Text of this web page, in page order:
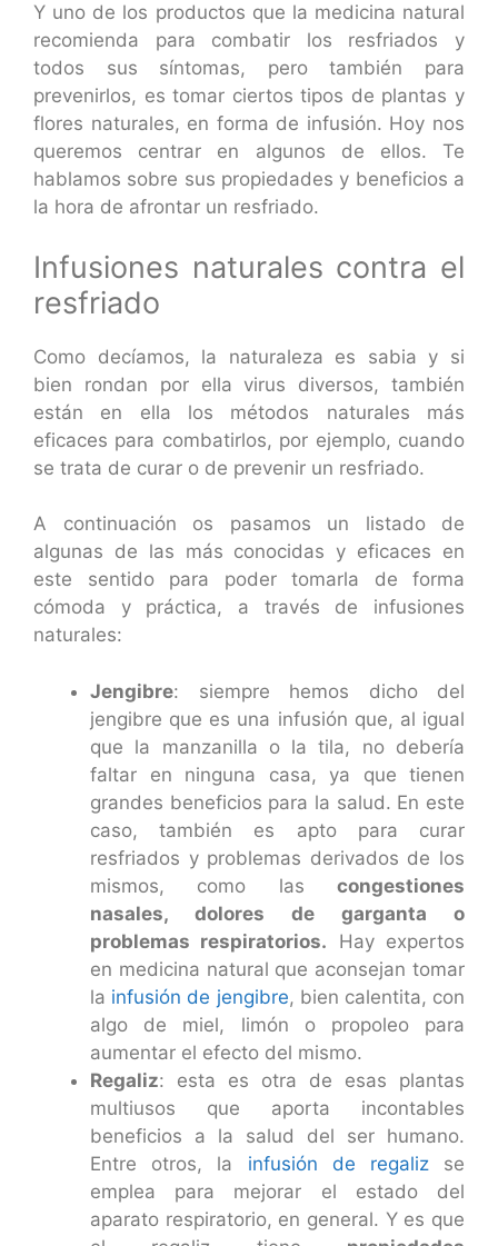
Y uno de los productos que la medicina natural
recomienda para combatir los resfriados y
todos sus síntomas, pero también para
prevenirlos, es tomar ciertos tipos de plantas y
flores naturales, en forma de infusión. Hoy nos
queremos centrar en algunos de ellos. Te
hablamos sobre sus propiedades y beneficios a
la hora de afrontar un resfriado.
Infusiones naturales contra el
resfriado
Como decíamos, la naturaleza es sabia y si
bien rondan por ella virus diversos, también
están en ella los métodos naturales más
eficaces para combatirlos, por ejemplo, cuando
se trata de curar o de prevenir un resfriado.
A continuación os pasamos un listado de
algunas de las más conocidas y eficaces en
este sentido para poder tomarla de forma
cómoda y práctica, a través de infusiones
naturales:
Jengibre: siempre hemos dicho del
jengibre que es una infusión que, al igual
que la manzanilla o la tila, no debería
faltar en ninguna casa, ya que tienen
grandes beneficios para la salud. En este
caso, también es apto para curar
resfriados y problemas derivados de los
mismos, como las congestiones
nasales, dolores de garganta o
problemas respiratorios. Hay expertos
en medicina natural que aconsejan tomar
la infusión de jengibre, bien calentita, con
algo de miel, limón o propoleo para
aumentar el efecto del mismo.
Regaliz: esta es otra de esas plantas
multiusos que aporta incontables
beneficios a la salud del ser humano.
Entre otros, la infusión de regalizse
emplea para mejorar el estado del
aparato respiratorio, en general. Y es que